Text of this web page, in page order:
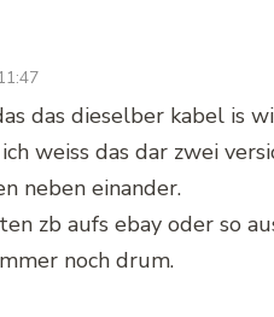
das dieselber kabel is
weiss das dar zwei
neben einander.
zb aufs ebay oder so
noch drum.